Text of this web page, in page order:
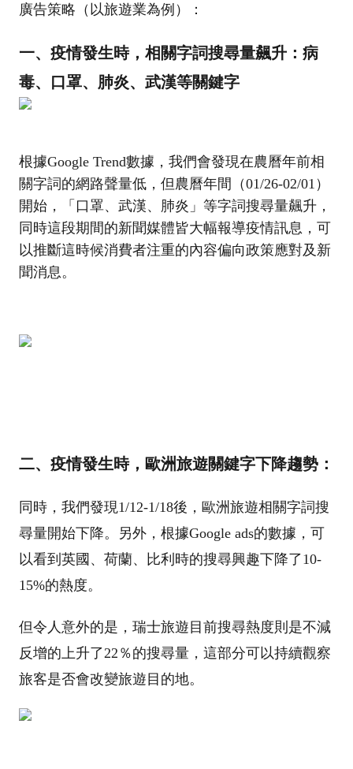
廣告策略（以旅遊業為例）：
一、疫情發生時，相關字詞搜尋量飆升：病
毒、口罩、肺炎、武漢等關鍵字
根據Google Trend數據，我們會發現在農曆年前相
關字詞的網路聲量低，但農曆年間（01/26-02/01）
開始 ，「口罩、武漢、肺炎」等字詞搜尋量飆升，
同時這段期間的新聞媒體皆大幅報導疫情訊息，可
以推斷這時候消費者注重的內容偏向政策應對及新
聞消息。
二、疫情發生時，歐洲旅遊關鍵字下降趨勢：
同時，我們發現1/12-1/18後，歐洲旅遊相關字詞搜
尋量開始下降。另外，根據Google ads的數據，可
以看到英國、荷蘭、比利時的搜尋興趣下降了10-
15%的熱度。
但令人意外的是，瑞士旅遊目前搜尋熱度則是不減
反增的上升了22％的搜尋量，這部分可以持續觀察
旅客是否會改變旅遊目的地。